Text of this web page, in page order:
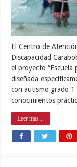
El Centro de
Discapacidad
el proyecto “Escuela
diseñada
con autismo grado
conocimientos
Leer mas...